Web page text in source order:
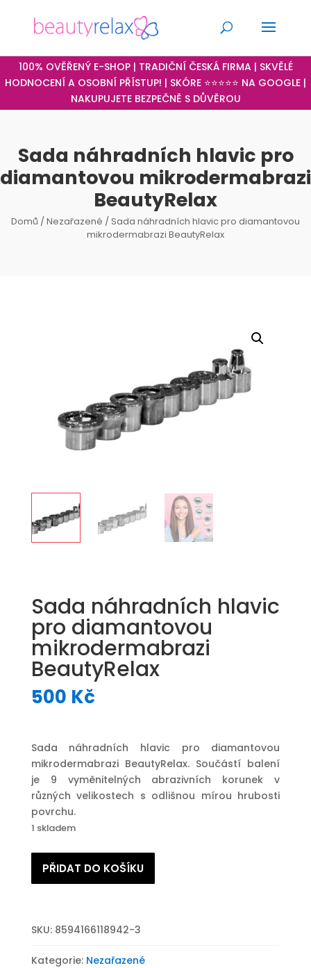
100% OVĚŘENÝ E-SHOP | TRADIČNÍ ČESKÁ FIRMA | SKVĚLÉ
HODNOCENÍ A OSOBNÍ PŘÍSTUP! | SKÓRE ⭐⭐⭐⭐⭐ NA GOOGLE |
NAKUPUJETE BEZPEČNĚ S DŮVĚROU
Sada náhradních hlavic pro
diamantovou mikrodermabrazi
BeautyRelax
Domů /Nezařazené / Sada náhradních hlavic pro diamantovou
mikrodermabrazi BeautyRelax
Sada náhradních hlavic
pro diamantovou
mikrodermabrazi
BeautyRelax
500 Kč
Sada náhradních hlavic pro diamantovou
mikrodermabrazi BeautyRelax. Součástí balení
je 9 vyměnitelných abrazivních korunek v
různých velikostech s odlišnou mírou hrubosti
povrchu.
1 skladem
Sada
náhradních
diamantovou
BeautyRelax
PŘIDAT DO KOŠÍKU
SKU: 8594166118942-3
Kategorie: Nezařazené